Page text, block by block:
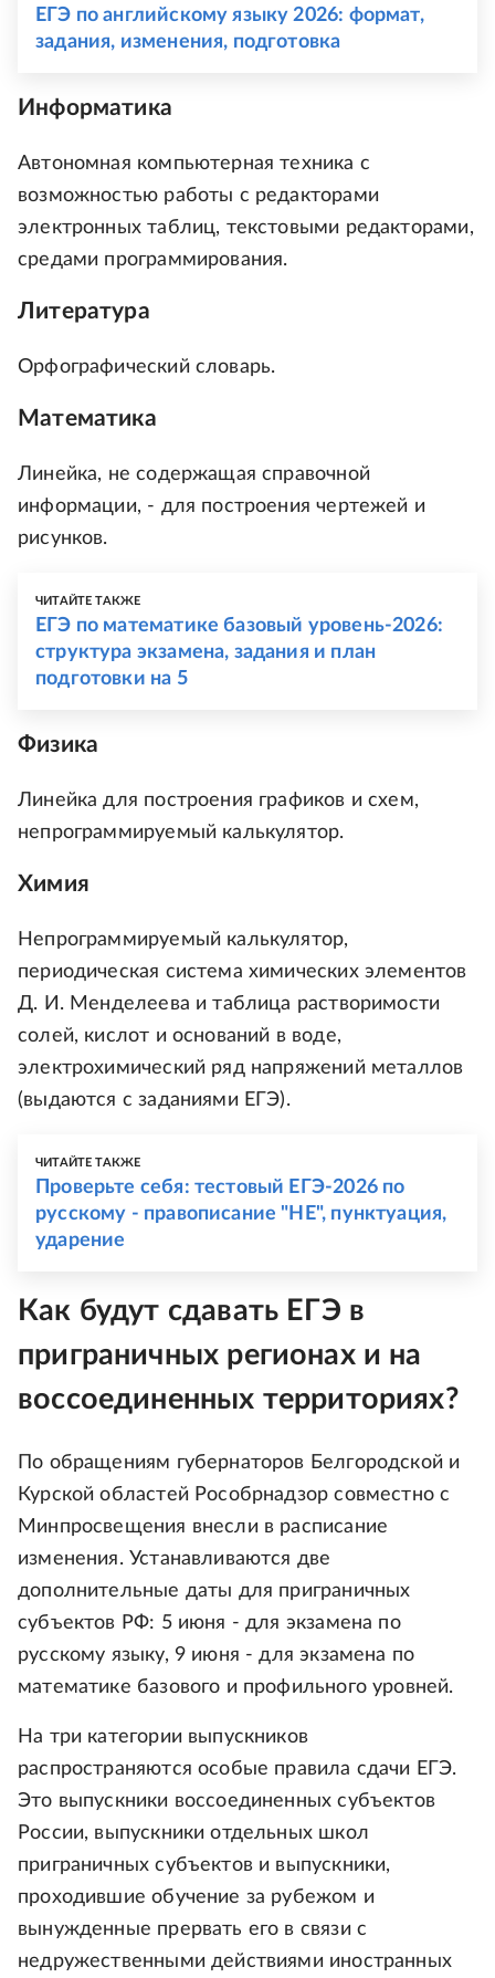
ЕГЭ по английскому языку 2026: формат,
задания, изменения, подготовка
Информатика
Автономная компьютерная техника с
возможностью работы с редакторами
электронных таблиц, текстовыми редакторами,
средами программирования.
Литература
Орфографический словарь.
Математика
Линейка, не содержащая справочной
информации, - для построения чертежей и
рисунков.
ЧИТАЙТЕ ТАКЖЕ
ЕГЭ по математике базовый уровень-2026:
структура экзамена, задания и план
подготовки на 5
Физика
Линейка для построения графиков и схем,
непрограммируемый калькулятор.
Химия
Непрограммируемый калькулятор,
периодическая система химических элементов
Д. И. Менделеева и таблица растворимости
солей, кислот и оснований в воде,
электрохимический ряд напряжений металлов
(выдаются с заданиями ЕГЭ).
ЧИТАЙТЕ ТАКЖЕ
Проверьте себя: тестовый ЕГЭ-2026 по
русскому - правописание "НЕ", пунктуация,
ударение
Как будут сдавать ЕГЭ в
приграничных регионах и на
воссоединенных территориях?
По обращениям губернаторов Белгородской и
Курской областей Рособрнадзор совместно с
Минпросвещения внесли в расписание
изменения. Устанавливаются две
дополнительные даты для приграничных
субъектов РФ: 5 июня - для экзамена по
русскому языку, 9 июня - для экзамена по
математике базового и профильного уровней.
На три категории выпускников
распространяются особые правила сдачи ЕГЭ.
Это выпускники воссоединенных субъектов
России, выпускники отдельных школ
приграничных субъектов и выпускники,
проходившие обучение за рубежом и
вынужденные прервать его в связи с
недружественными действиями иностранных